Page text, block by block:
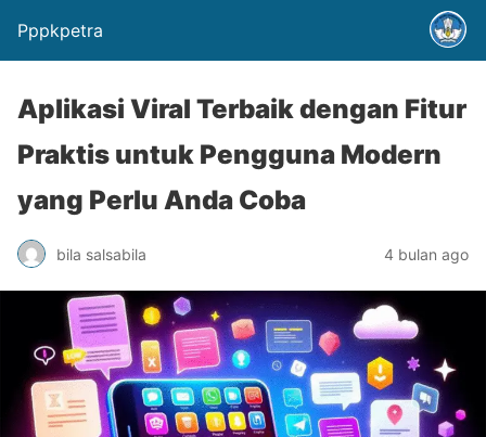
Pppkpetra
Aplikasi Viral Terbaik dengan Fitur
Praktis untuk Pengguna Modern
yang Perlu Anda Coba
bila salsabila 4 bulan ago